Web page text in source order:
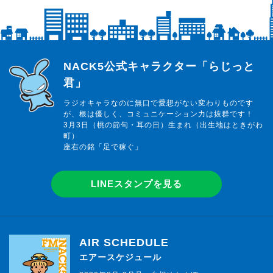
らじっと君
NACK5公式キャラクター「らじっと
君」
ラジオキャラなのに無口で愛想がない変わりものです
が、根は優しく、コミュニケーション力は抜群です！
3月3日（桃の節句・耳の日）生まれ（出生地はときがわ
町）
座右の銘「足で稼ぐ」
LINEスタンプを見る
AIR SCHEDULE
エアースケジュール